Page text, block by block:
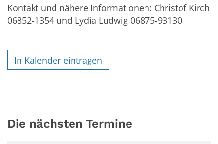
Kontakt und nähere Informationen: Christof Kirch
06852-1354 und Lydia Ludwig 06875-93130
In Kalender eintragen
Die nächsten Termine